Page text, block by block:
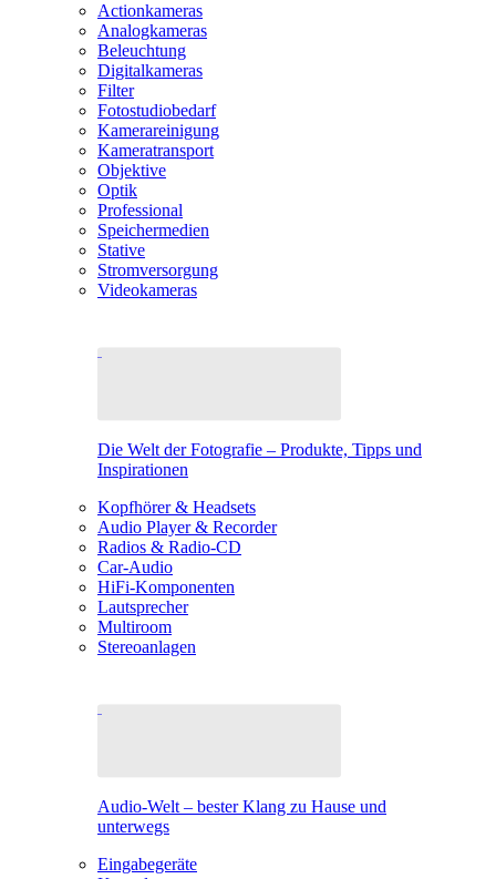
Actionkameras
Analogkameras
Beleuchtung
Digitalkameras
Filter
Fotostudiobedarf
Kamerareinigung
Kameratransport
Objektive
Optik
Professional
Speichermedien
Stative
Stromversorgung
Videokameras
Die Welt der Fotografie – Produkte, Tipps und
Inspirationen
Kopfhörer & Headsets
Audio Player & Recorder
Radios & Radio-CD
Car-Audio
HiFi-Komponenten
Lautsprecher
Multiroom
Stereoanlagen
Audio-Welt – bester Klang zu Hause und
unterwegs
Eingabegeräte